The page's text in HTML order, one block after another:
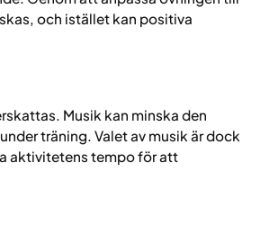
och istället kan positiva
Musik kan minska den
träning. Valet av musik är dock
aktivitetens tempo för att